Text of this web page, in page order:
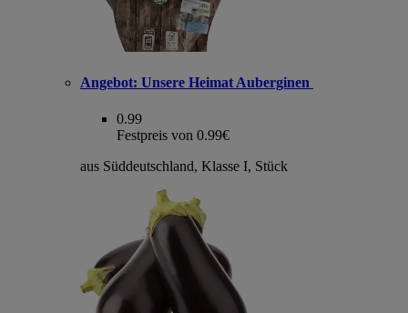
Angebot: Unsere Heimat Auberginen
0.99
Festpreis von 0.99€
aus Süddeutschland, Klasse I, Stück